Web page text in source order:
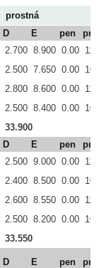
prostná
D E pen
2.700 8.900 0.00
2.500 7.650 0.00
2.800 8.600 0.00
2.500 8.400 0.00
33.900
D E pen
2.500 9.000 0.00
2.400 8.500 0.00
2.600 8.550 0.00
2.500 8.200 0.00
33.550
D E pen